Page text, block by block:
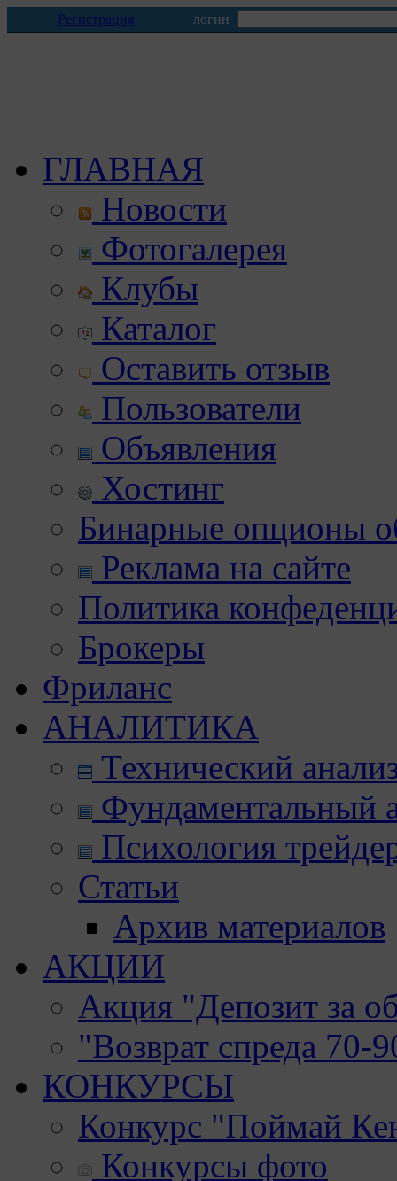
Регистрация логин
ГЛАВНАЯ
Новости
Фотогалерея
Клубы
Каталог
Оставить отзыв
Пользователи
Объявления
Хостинг
Бинарные опционы
Реклама на сайте
Политика
Брокеры
Фриланс
АНАЛИТИКА
Технический
Фундаментальный
Психология
Статьи
Архив материалов
АКЦИИ
Акция "Депозит за
"Возврат спреда 70-
КОНКУРСЫ
Конкурс "Поймай
Конкурсы фото